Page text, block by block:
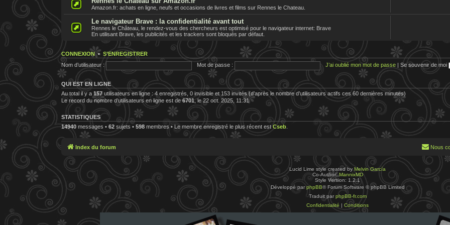
Amazon.fr: achats en ligne, neufs et occasions de livres et films sur Rennes le Chateau.
Le navigateur Brave : la confidentialité avant tout
Rennes le Château, le rendez-vous des chercheurs est optimisé pour le navigateur internet: Brave
En utilisant Brave, les publicités et les trackers sont bloqués par défaut.
CONNEXION• S’ENREGISTRER
Nom d’utilisateur :
Mot de passe : J’ai oublié mon mot de passe Se souvenir de moi
QUI EST EN LIGNE
Au total il y a 157utilisateurs en ligne : 4 enregistrés, 0 invisible et 153 invités (d’après le nombre d’utilisateurs actifs ces 60 dernières minutes)
Le record du nombre d’utilisateurs en ligne est de6701, le 22 oct. 2025, 11:31
STATISTIQUES
14940 messages • 62 sujets • 598 membres • Le membre enregistré le plus récent estCseb
Index du forum Nous
Lucid Lime style created by Melvin García
Co-Author:MannixMD
Style Version: 1.2.1
Développé parphpBB® Forum Software © phpBB Limited
Traduit par phpBB-fr.com
Confidentialité | Conditions